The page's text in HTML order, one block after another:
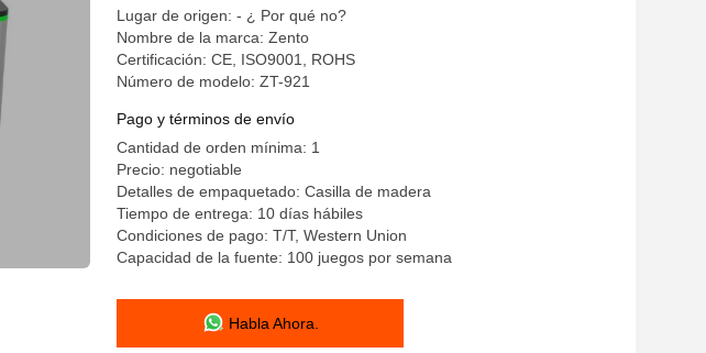
Lugar de origen: - ¿ Por qué no?
Nombre de la marca: Zento
Certificación: CE, ISO9001, ROHS
Número de modelo: ZT-921
Pago y términos de envío
Cantidad de orden mínima: 1
Precio: negotiable
Detalles de empaquetado: Casilla de madera
Tiempo de entrega: 10 días hábiles
Condiciones de pago: T/T, Western Union
Capacidad de la fuente: 100 juegos por semana
Habla Ahora.